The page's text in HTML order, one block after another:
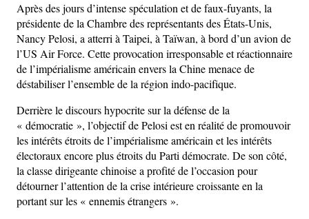
Après des jours d’intense spéculation et de faux-fuyants, la
présidente de la Chambre des représentants des États-Unis,
Nancy Pelosi, a atterri à Taipei, à Taïwan, à bord d’un avion de
l’US Air Force. Cette provocation irresponsable et réactionnaire
de l’impérialisme américain envers la Chine menace de
déstabiliser l’ensemble de la région indo-pacifique.
Derrière le discours hypocrite sur la défense de la
« démocratie », l’objectif de Pelosi est en réalité de promouvoir
les intérêts étroits de l’impérialisme américain et les intérêts
électoraux encore plus étroits du Parti démocrate. De son côté,
la classe dirigeante chinoise a profité de l’occasion pour
détourner l’attention de la crise intérieure croissante en la
portant sur les « ennemis étrangers ».